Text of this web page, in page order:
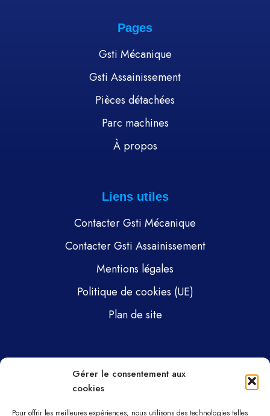
Gérer le consentement aux
cookies
Pour offrir les meilleures expériences, nous utilisons des technologies telles
Pages
Gsti Mécanique
Gsti Assainissement
Pièces détachées
Parc machines
À propos
Liens utiles
Contacter Gsti Mécanique
Contacter Gsti Assainissement
Mentions légales
Politique de cookies (UE)
Plan de site
Gsti Mécanique